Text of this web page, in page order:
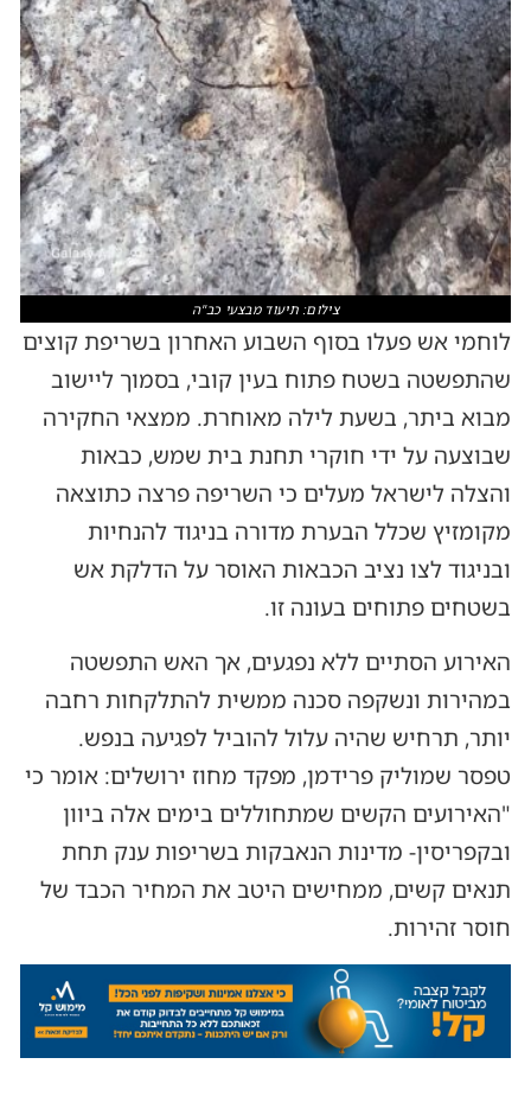
צילום: תיעוד מבצעי כב"ה
לוחמי אש פעלו בסוף השבוע האחרון בשריפת קוצים
שהתפשטה בשטח פתוח בעין קובי, בסמוך ליישוב
מבוא ביתר, בשעת לילה מאוחרת. ממצאי החקירה
שבוצעה על ידי חוקרי תחנת בית שמש, כבאות
והצלה לישראל מעלים כי השריפה פרצה כתוצאה
מקומזיץ שכלל הבערת מדורה בניגוד להנחיות
ובניגוד לצו נציב הכבאות האוסר על הדלקת אש
בשטחים פתוחים בעונה זו.
האירוע הסתיים ללא נפגעים, אך האש התפשטה
במהירות ונשקפה סכנה ממשית להתלקחות רחבה
יותר, תרחיש שהיה עלול להוביל לפגיעה בנפש.
טפסר שמוליק פרידמן, מפקד מחוז ירושלים: אומר כי
"האירועים הקשים שמתחוללים בימים אלה ביוון
ובקפריסין- מדינות הנאבקות בשריפות ענק תחת
תנאים קשים, ממחישים היטב את המחיר הכבד של
חוסר זהירות.